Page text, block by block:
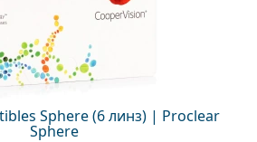
Sphere (6 линз) | Proclear
Sphere